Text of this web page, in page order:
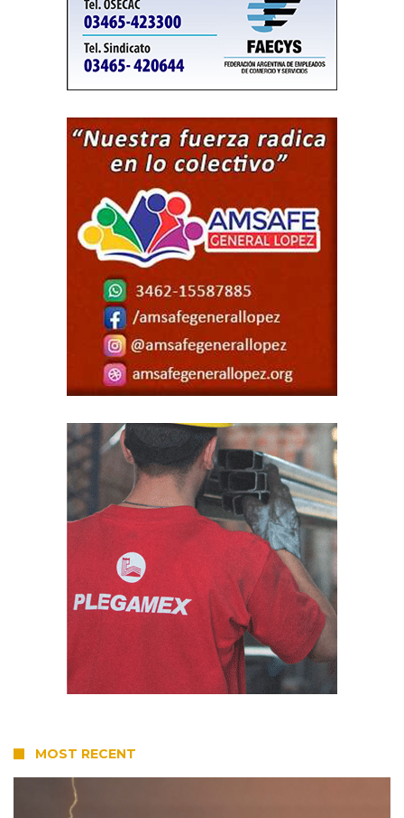
MOST RECENT